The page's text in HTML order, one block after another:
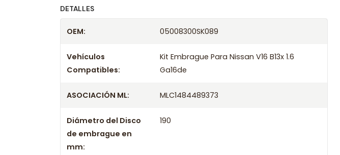
confirmación.
DETALLES
OEM: 05008300SK089
Vehículos
Compatibles:
Kit Embrague Para Nissan V16 B13x 1.6
Ga16de
ASOCIACIÓN ML: MLC1484489373
Diámetro del Disco
de embrague en
mm:
190